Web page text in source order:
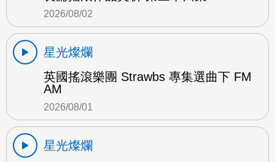
2026/08/02
星光燦爛
英國搖滾樂團 Strawbs 專集選曲下 FM
AM
2026/08/01
星光燦爛